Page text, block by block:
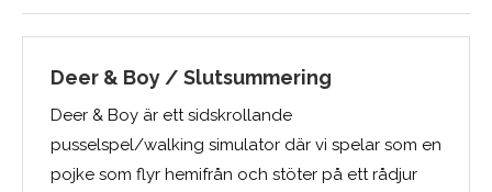
Deer & Boy / Slutsummering
Deer & Boy är ett sidskrollande
pusselspel/walking simulator där vi spelar som en
pojke som flyr hemifrån och stöter på ett rådjur